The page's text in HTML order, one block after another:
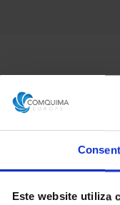
Este website utiliza